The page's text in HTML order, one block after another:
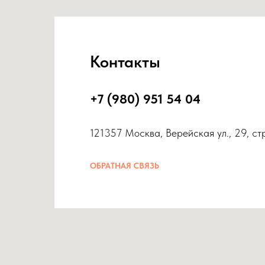
Контакты
+7 (980) 951 54 04
121357 Москва, Верейская ул., 29,
ОБРАТНАЯ СВЯЗЬ